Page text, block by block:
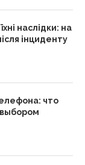
наслідки: на
інциденту
что